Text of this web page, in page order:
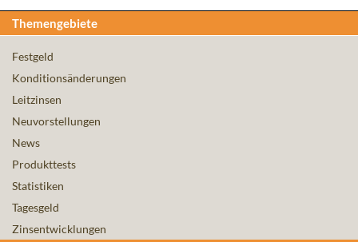
Themengebiete
Festgeld
Konditionsänderungen
Leitzinsen
Neuvorstellungen
News
Produkttests
Statistiken
Tagesgeld
Zinsentwicklungen